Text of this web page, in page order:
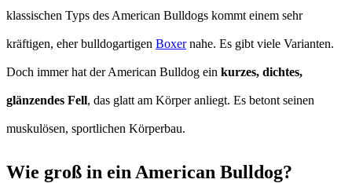
klassischen Typs des American Bulldogs kommt einem sehr
kräftigen, eher bulldogartigen Boxernahe. Es gibt viele Varianten.
Doch immer hat der American Bulldog ein kurzes, dichtes,
glänzendes Fell, das glatt am Körper anliegt. Es betont seinen
muskulösen, sportlichen Körperbau.
Wie groß in ein American Bulldog?